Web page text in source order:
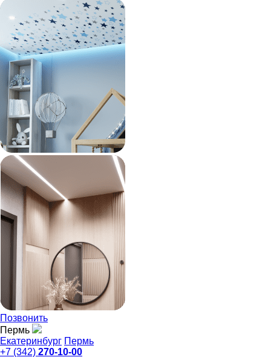
Позвонить
Пермь
Екатеринбург Пермь
+7 (342) 270-10-00